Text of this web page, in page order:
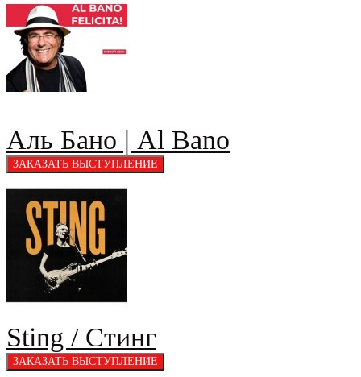
Аль Бано | Al Bano
Sting / Стинг